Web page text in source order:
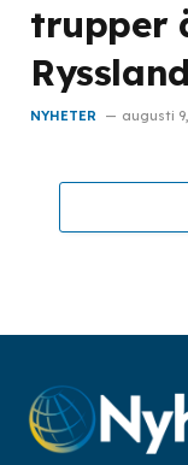
trupper
Ryssland
NYHETER augusti